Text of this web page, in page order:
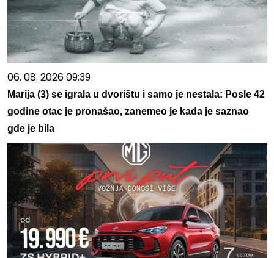
06. 08. 2026 09:39
Marija (3) se igrala u dvorištu i samo je nestala: Posle 42
godine otac je pronašao, zanemeo je kada je saznao
gde je bila